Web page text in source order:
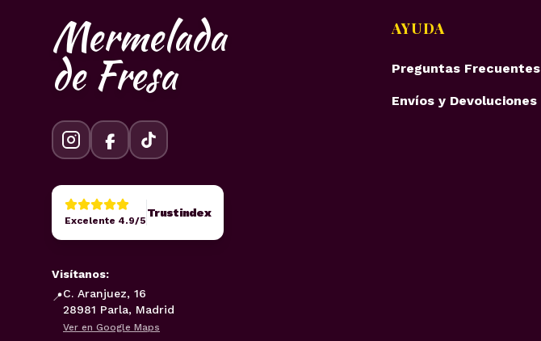
Mermelada
de Fresa
Excelente 4.9/5
Trustindex
Visítanos:
📍C. Aranjuez, 16
28981 Parla, Madrid
Ver en Google Maps
AYUDA
Preguntas Frecuentes
Envíos y Devoluciones